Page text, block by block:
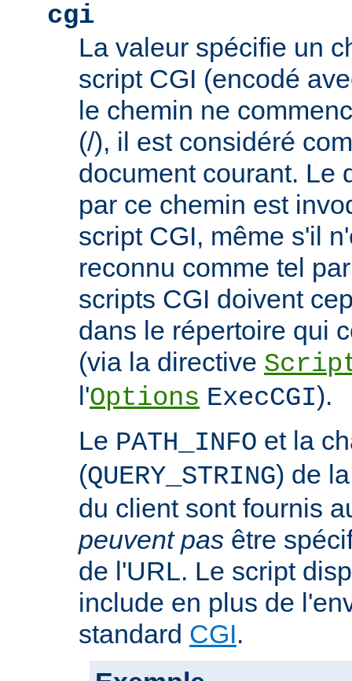
cgi
La valeur spécifie un
script CGI (encodé
le chemin ne
(/), il est considéré
document courant. Le
par ce chemin est
script CGI, même s'il
reconnu comme tel
scripts CGI doivent
dans le répertoire qui
(via la directive
l'Options ExecCGI).
Le PATH_INFO et la
(QUERY_STRING) de
du client sont fournis
peuvent pas être
de l'URL. Le script
include en plus de
standard CGI.